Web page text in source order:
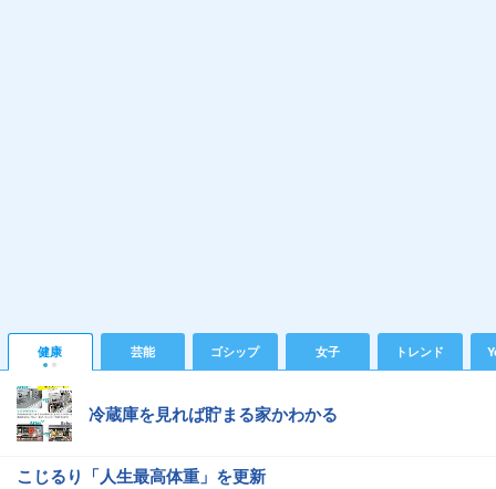
健康 芸能 ゴシップ 女子 トレンド
冷蔵庫を見れば貯まる家かわかる
こじるり「人生最高体重」を更新